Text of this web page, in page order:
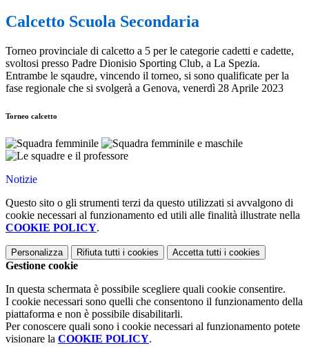
Calcetto Scuola Secondaria
Torneo provinciale di calcetto a 5 per le categorie cadetti e cadette,
svoltosi presso Padre Dionisio Sporting Club, a La Spezia.
Entrambe le sqaudre, vincendo il torneo, si sono qualificate per la
fase regionale che si svolgerà a Genova, venerdì 28 Aprile 2023
Torneo calcetto
Notizie
Questo sito o gli strumenti terzi da questo utilizzati si avvalgono di
cookie necessari al funzionamento ed utili alle finalità illustrate nella
COOKIE POLICY.
Personalizza Rifiuta tutti i cookies Accetta tutti i cookies
Gestione cookie
In questa schermata è possibile scegliere quali cookie consentire.
I cookie necessari sono quelli che consentono il funzionamento della
piattaforma e non è possibile disabilitarli.
Per conoscere quali sono i cookie necessari al funzionamento potete
visionare la COOKIE POLICY.